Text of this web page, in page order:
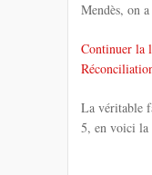
Mendès, on
Continuer la
La véritable
5, en voici la